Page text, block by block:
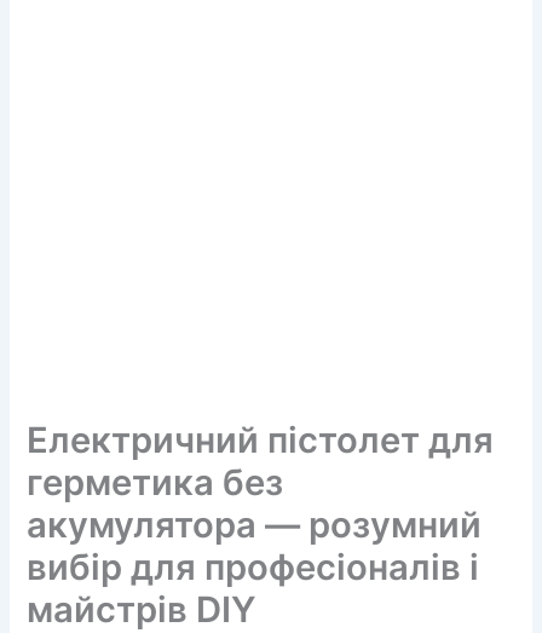
Електричний пістолет для
герметика без
акумулятора — розумний
вибір для професіоналів і
майстрів DIY